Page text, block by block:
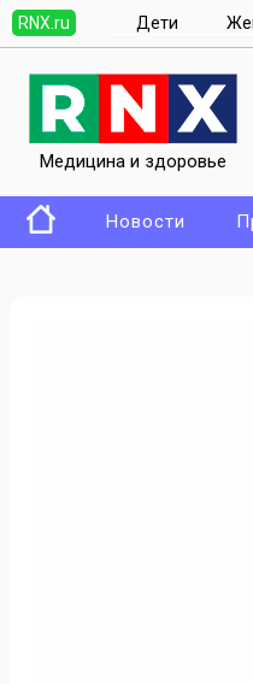
RNX.ru Дети
Медицина и здоровье
Новости